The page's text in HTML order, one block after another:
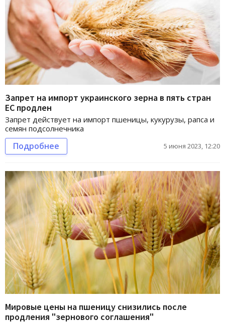
Запрет на импорт украинского зерна в пять стран
ЕС продлен
Запрет действует на импорт пшеницы, кукурузы, рапса и
семян подсолнечника
Подробнее 5 июня 2023, 12:20
Мировые цены на пшеницу снизились после
продления "зернового соглашения"